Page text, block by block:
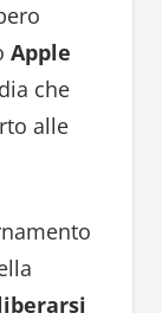
Apple
che
alle